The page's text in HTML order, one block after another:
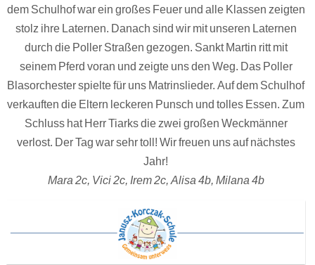
dem Schulhof war ein großes Feuer und alle Klassen zeigten
stolz ihre Laternen. Danach sind wir mit unseren Laternen
durch die Poller Straßen gezogen. Sankt Martin ritt mit
seinem Pferd voran und zeigte uns den Weg. Das Poller
Blasorchester spielte für uns Matrinslieder. Auf dem Schulhof
verkauften die Eltern leckeren Punsch und tolles Essen. Zum
Schluss hat Herr Tiarks die zwei großen Weckmänner
verlost. Der Tag war sehr toll! Wir freuen uns auf nächstes
Jahr!
Mara 2c, Vici 2c, Irem 2c, Alisa 4b, Milana 4b